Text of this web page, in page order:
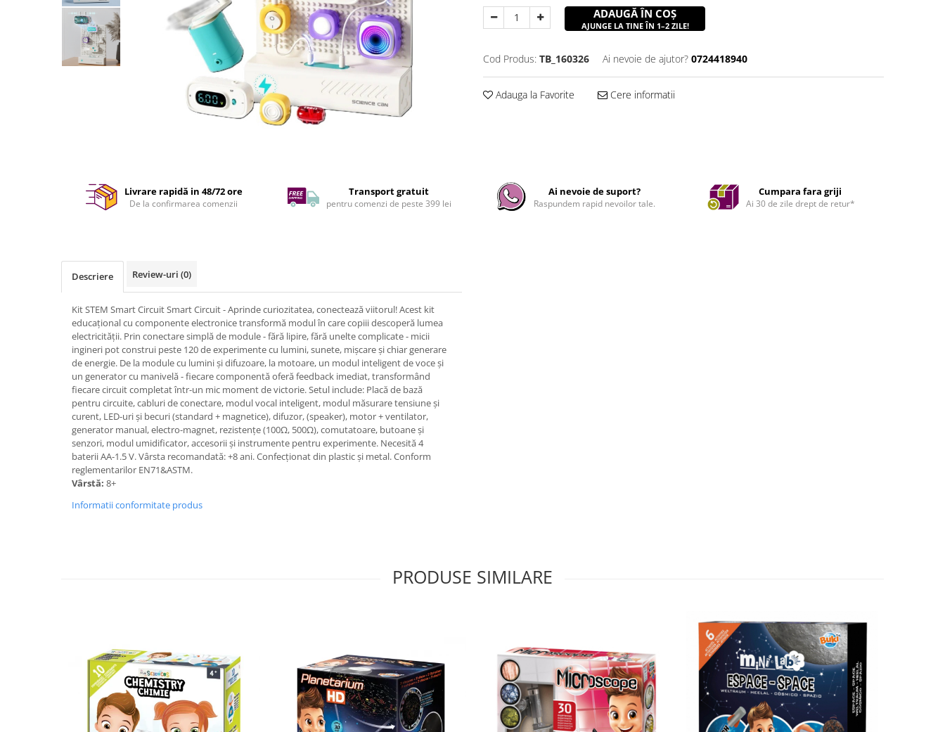
ADAUGĂ ÎN COȘ
AJUNGE LA TINE ÎN 1–2 ZILE!
Cod Produs: TB_160326 Ai nevoie de ajutor? 0724418940
Adauga la Favorite Cere informatii
Livrare rapidă in 48/72 ore
De la confirmarea comenzii
Transport gratuit
pentru comenzi de peste 399 lei
Ai nevoie de suport?
Raspundem rapid nevoilor tale.
Cumpara fara griji
Ai 30 de zile drept de retur*
Descriere Review-uri (0)
Kit STEM Smart Circuit Smart Circuit - Aprinde curiozitatea, conectează viitorul! Acest kit
educațional cu componente electronice transformă modul în care copiii descoperă lumea
electricității. Prin conectare simplă de module - fără lipire, fără unelte complicate - micii
ingineri pot construi peste 120 de experimente cu lumini, sunete, mișcare și chiar generare
de energie. De la module cu lumini și difuzoare, la motoare, un modul inteligent de voce și
un generator cu manivelă - fiecare componentă oferă feedback imediat, transformând
fiecare circuit completat într-un mic moment de victorie. Setul include: Placă de bază
pentru circuite, cabluri de conectare, modul vocal inteligent, modul măsurare tensiune și
curent, LED-uri și becuri (standard + magnetice), difuzor, (speaker), motor + ventilator,
generator manual, electro-magnet, rezistențe (100Ω, 500Ω), comutatoare, butoane și
senzori, modul umidificator, accesorii și instrumente pentru experimente. Necesită 4
baterii AA-1.5 V. Vârsta recomandată: +8 ani. Confecționat din plastic și metal. Conform
reglementarilor EN71&ASTM.
Vârstă: 8+
Informatii conformitate produs
PRODUSE SIMILARE